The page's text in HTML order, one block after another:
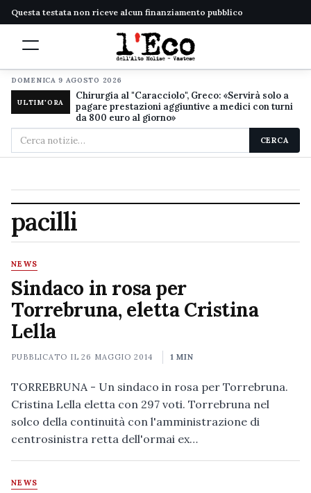
Questa testata non riceve alcun finanziamento pubblico
DOMENICA 9 AGOSTO 2026
ULTIM'ORA
Chirurgia al "Caracciolo", Greco: «Servirà solo a
pagare prestazioni aggiuntive a medici con turni
da 800 euro al giorno»
Cerca
nel
CERCA
pacilli
NEWS
Sindaco in rosa per
Torrebruna, eletta Cristina
Lella
PUBBLICATO IL26 MAGGIO 2014 1 MIN
TORREBRUNA - Un sindaco in rosa per Torrebruna.
Cristina Lella eletta con 297 voti. Torrebruna nel
solco della continuità con l'amministrazione di
centrosinistra retta dell'ormai ex…
NEWS